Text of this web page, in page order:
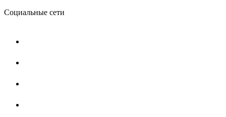
Социальные сети